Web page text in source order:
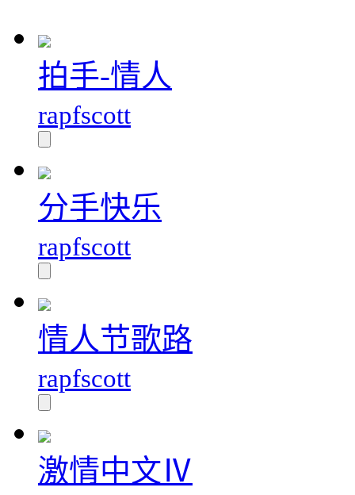
拍手-情人
rapfscott
分手快乐
rapfscott
情人节歌路
rapfscott
激情中文Ⅳ